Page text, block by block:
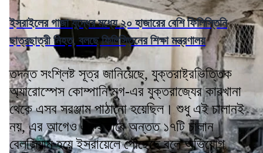
ইসরাইলের গাজা যুদ্ধের মধ্যে ২০ হাজারের বেশি ফিলিস্তিনি
ছাত্রছাত্রী নিহত, বলছে ফিলিস্তিনের শিক্ষা মন্ত্রণালয়
তদন্ত সংশ্লিষ্ট সূত্র জানিয়েছে, যুক্তরাষ্ট্রভিত্তিক
অ্যারোস্পেস কোম্পানি মুগ-এর যুক্তরাজ্যের কারখানা
থেকে এসব সরঞ্জাম পাঠানো হয়েছিল। শুধু এই চালানই
নয়, এর আগেও একইভাবে অন্তত ১৭টি চালান
বেলজিয়াম হয়ে ইসরায়েলে পৌঁছেছে বলে অভিযোগ